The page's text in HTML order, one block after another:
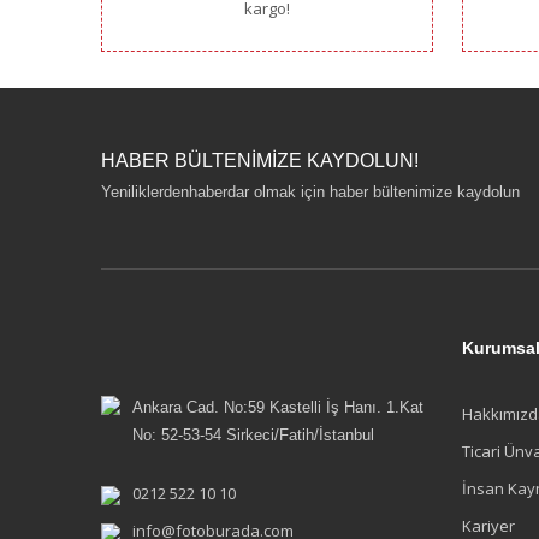
kargo!
HABER BÜLTENİMİZE KAYDOLUN!
Yeniliklerdenhaberdar olmak için haber bültenimize kaydolun
Ankara Cad. No:59 Kastelli İş Hanı. 1.Kat
No: 52-53-54 Sirkeci/Fatih/İstanbul
0212 522 10 10
info@fotoburada.com
Kurumsal
Ticari
İnsan
Kariyer